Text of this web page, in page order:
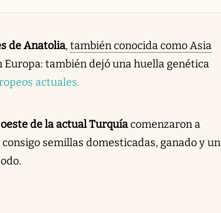
de Anatolia,también conocida como Asia
también dejó una huella genética
actuales.
oeste de la actual Turquíacomenzaron a
semillas domesticadas, ganado y un